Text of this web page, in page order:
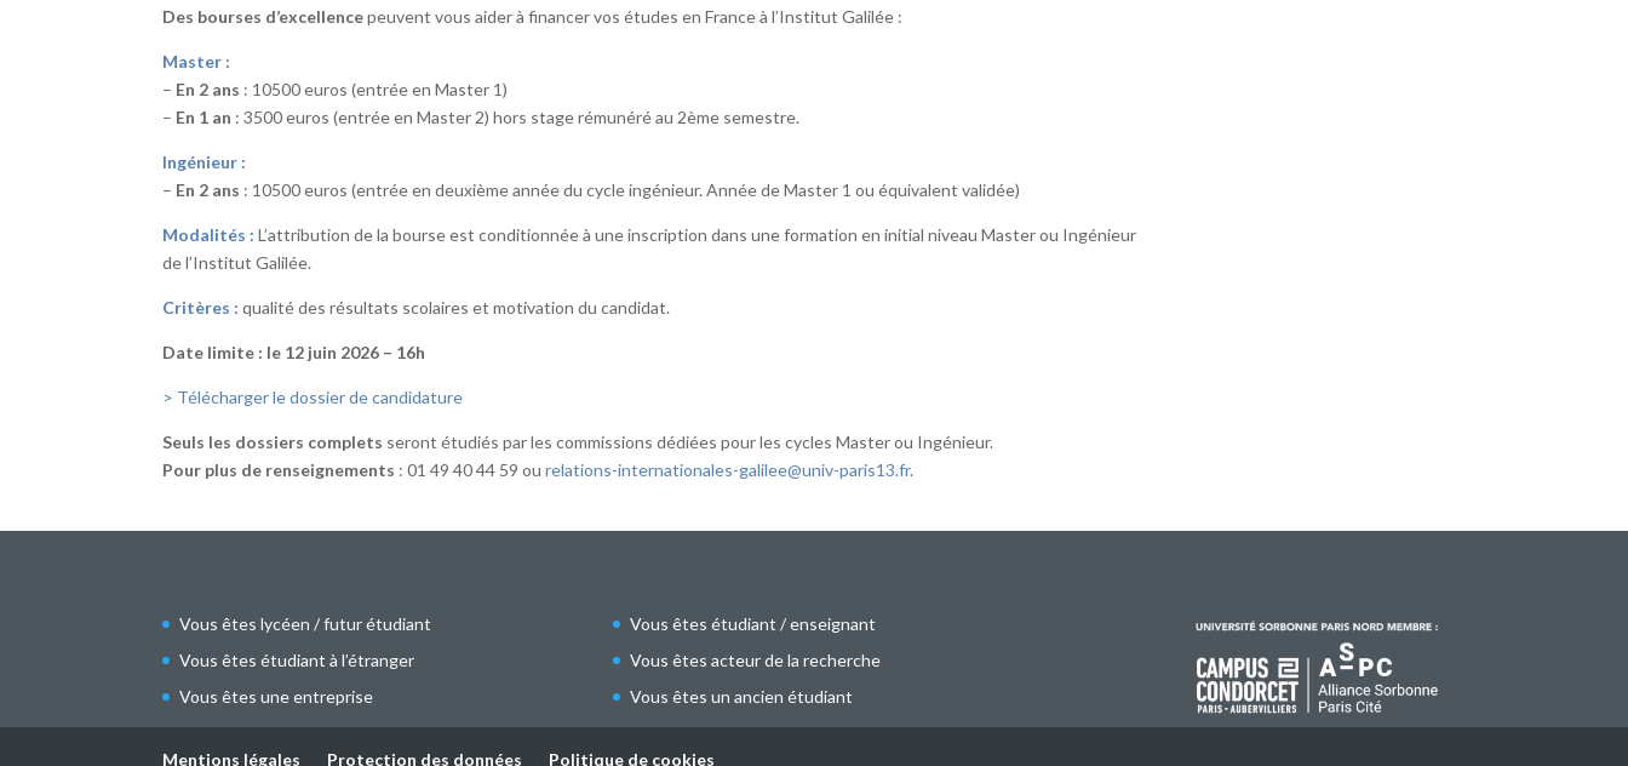
Des bourses d’excellencepeuvent vous aider à financer vos études en France à l’Institut Galilée :
Master :
– En 2 ans : 10500 euros (entrée en Master 1)
– En 1 an : 3500 euros (entrée en Master 2) hors stage rémunéré au 2ème semestre.
Ingénieur :
– En 2 ans : 10500 euros (entrée en deuxième année du cycle ingénieur. Année de Master 1 ou équivalent validée)
Modalités :L’attribution de la bourse est conditionnée à une inscription dans une formation en initial niveau Master ou Ingénieur
de l’Institut Galilée.
Critères : qualité des résultats scolaires et motivation du candidat.
Date limite : le 12 juin 2026 – 16h
> Télécharger le dossier de candidature
Seuls les dossiers complets seront étudiés par les commissions dédiées pour les cycles Master ou Ingénieur.
Pour plus de renseignements : 01 49 40 44 59 ourelations-internationales-galilee@univ-paris13.fr.
Vous êtes lycéen / futur étudiant
Vous êtes étudiant à l’étranger
Vous êtes une entreprise
Vous êtes étudiant / enseignant
Vous êtes acteur de la recherche
Vous êtes un ancien étudiant
Mentions légales Protection des données Politique de cookies